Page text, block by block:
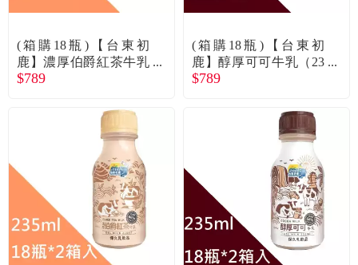
優惠活動
購物流程
會員專區
(箱購18瓶)【台東初
鹿】濃厚伯爵紅茶牛乳
（235mlx18瓶/箱）廠商
$789
(箱購18瓶)【台東初
鹿】醇厚可可牛乳（23
5mlx18瓶/箱）廠商直送
$789